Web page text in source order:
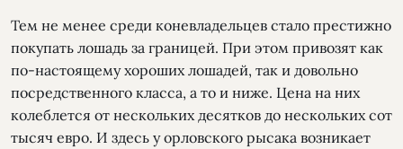
Тем не менее среди коневладельцев стало престижно
покупать лошадь за границей. При этом привозят как
по-настоящему хороших лошадей, так и довольно
посредственного класса, а то и ниже. Цена на них
колеблется от нескольких десятков до нескольких сот
тысяч евро. И здесь у орловского рысака возникает